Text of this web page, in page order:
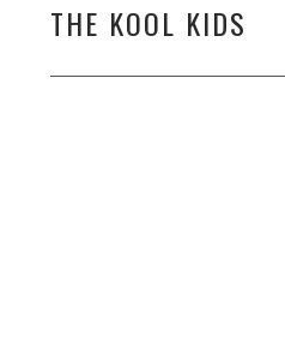
THE KOOL KIDS